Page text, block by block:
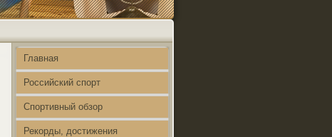
Главная
Российский спорт
Спортивный обзор
Рекорды, достижения